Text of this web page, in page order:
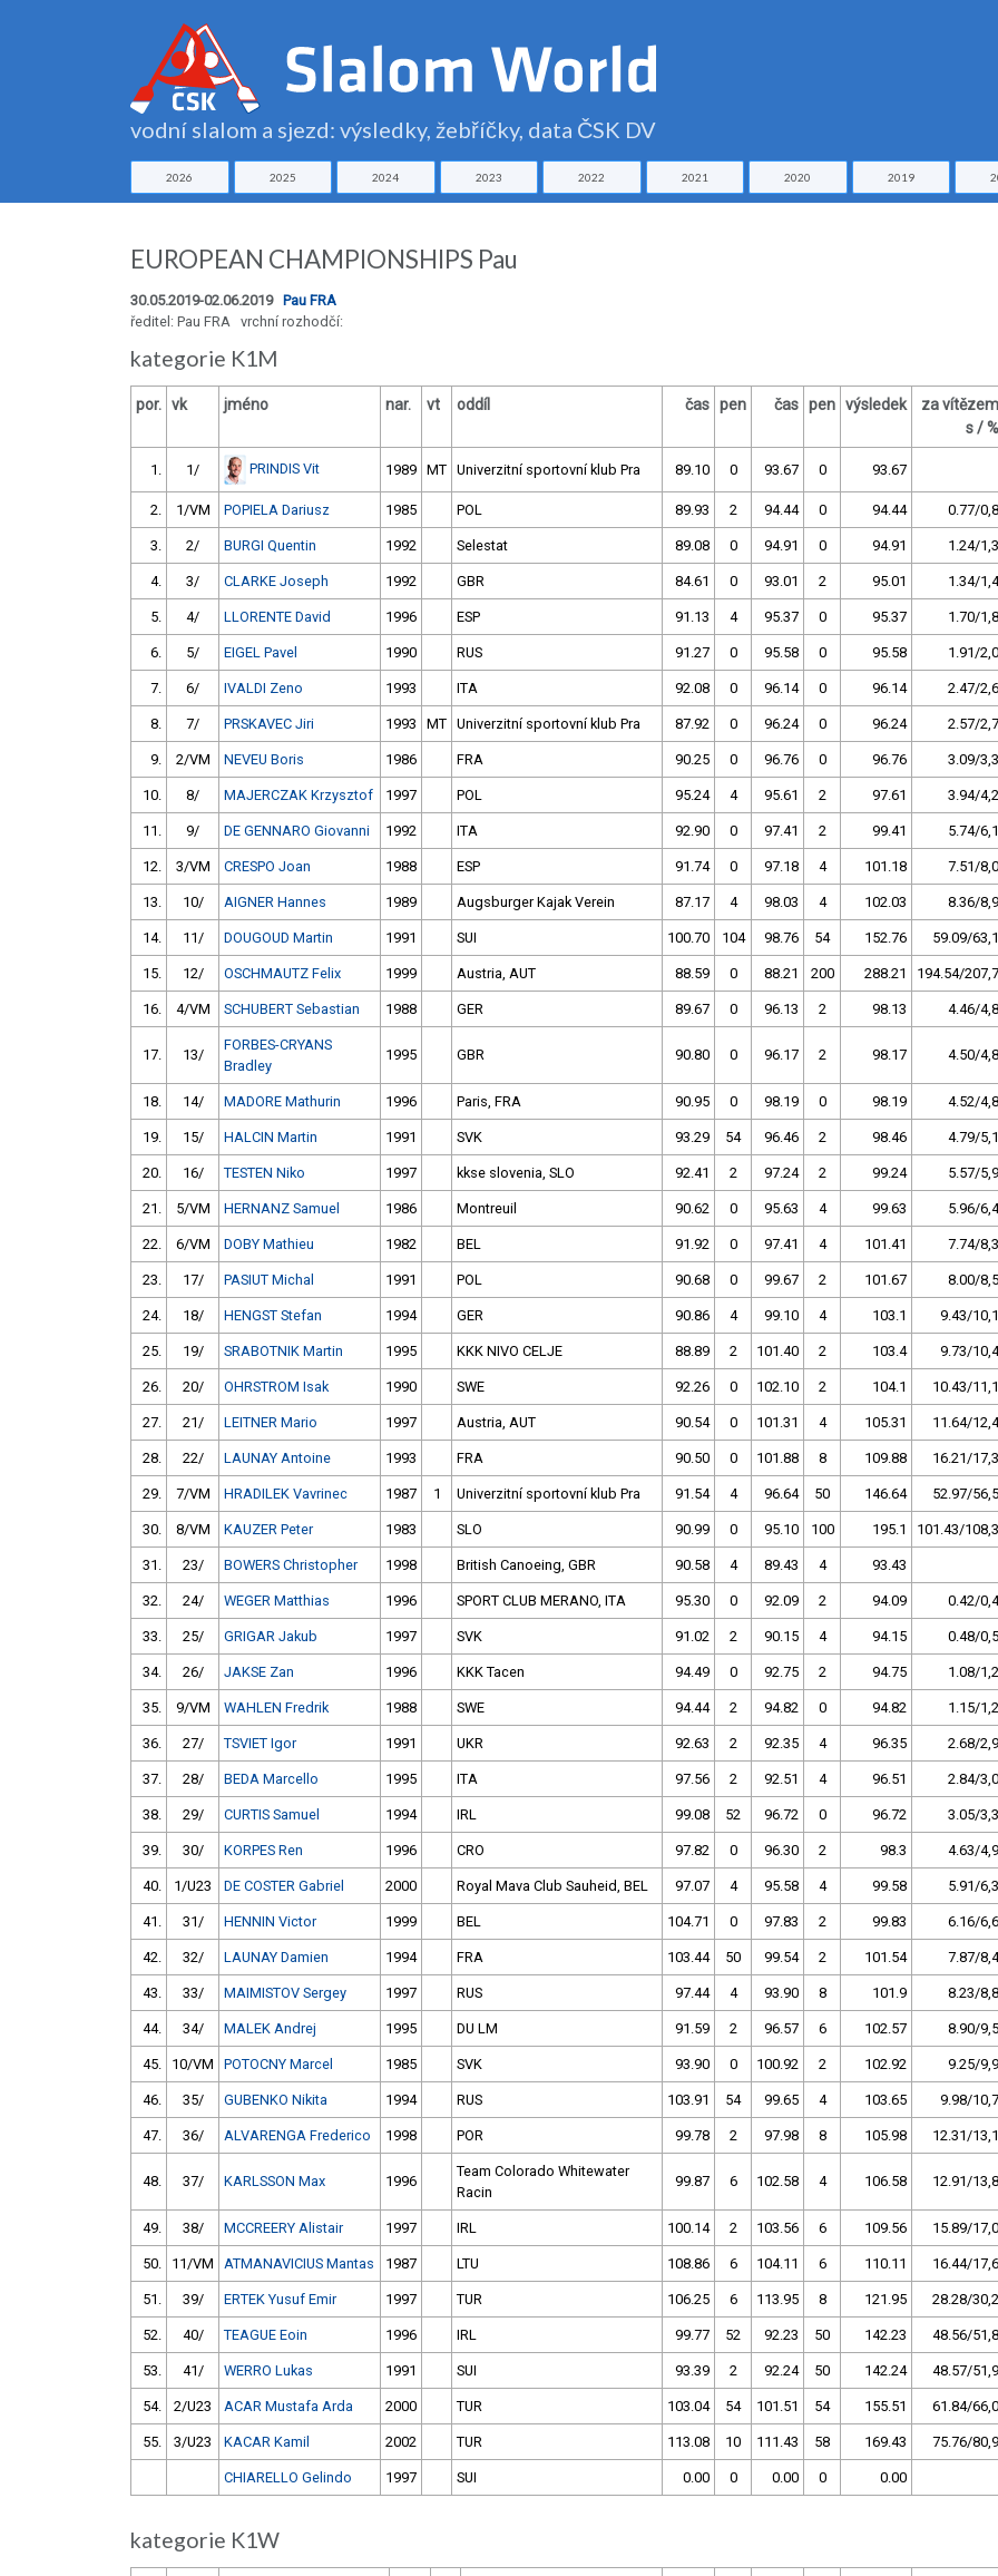
vodní slalom a sjezd: výsledky, žebříčky, data ČSK DV
2026 2025 2024 2023 2022 2021 2020 2019
EUROPEAN CHAMPIONSHIPS Pau
30.05.2019-02.06.2019 Pau FRA
ředitel: Pau FRA vrchní rozhodčí:
kategorie K1M
por. vk jméno nar. vt oddíl čas pen čas pen výsledek
za vítězem
s / %
1. 1/ PRINDIS Vit 1989 MT Univerzitní sportovní klub Pra 89.10 0 93.67 0 93.67
2. 1/VM POPIELA Dariusz 1985 POL 89.93 2 94.44 0 94.44 0.77/0,8
3. 2/ BURGI Quentin 1992 Selestat 89.08 0 94.91 0 94.91 1.24/1,3
4. 3/ CLARKE Joseph 1992 GBR 84.61 0 93.01 2 95.01 1.34/1,4
5. 4/ LLORENTE David 1996 ESP 91.13 4 95.37 0 95.37 1.70/1,8
6. 5/ EIGEL Pavel 1990 RUS 91.27 0 95.58 0 95.58 1.91/2,0
7. 6/ IVALDI Zeno 1993 ITA 92.08 0 96.14 0 96.14 2.47/2,6
8. 7/ PRSKAVEC Jiri 1993 MT Univerzitní sportovní klub Pra 87.92 0 96.24 0 96.24 2.57/2,7
9. 2/VM NEVEU Boris 1986 FRA 90.25 0 96.76 0 96.76 3.09/3,3
10. 8/ MAJERCZAK Krzysztof 1997 POL 95.24 4 95.61 2 97.61 3.94/4,2
11. 9/ DE GENNARO Giovanni 1992 ITA 92.90 0 97.41 2 99.41 5.74/6,1
12. 3/VM CRESPO Joan 1988 ESP 91.74 0 97.18 4 101.18 7.51/8,0
13. 10/ AIGNER Hannes 1989 Augsburger Kajak Verein 87.17 4 98.03 4 102.03 8.36/8,9
14. 11/ DOUGOUD Martin 1991 SUI 100.70 104 98.76 54 152.76 59.09/63,1
15. 12/ OSCHMAUTZ Felix 1999 Austria, AUT 88.59 0 88.21 200 288.21 194.54/207,7
16. 4/VM SCHUBERT Sebastian 1988 GER 89.67 0 96.13 2 98.13 4.46/4,8
17. 13/
FORBES-CRYANS
Bradley
1995 GBR 90.80 0 96.17 2 98.17 4.50/4,8
18. 14/ MADORE Mathurin 1996 Paris, FRA 90.95 0 98.19 0 98.19 4.52/4,8
19. 15/ HALCIN Martin 1991 SVK 93.29 54 96.46 2 98.46 4.79/5,1
20. 16/ TESTEN Niko 1997 kkse slovenia, SLO 92.41 2 97.24 2 99.24 5.57/5,9
21. 5/VM HERNANZ Samuel 1986 Montreuil 90.62 0 95.63 4 99.63 5.96/6,4
22. 6/VM DOBY Mathieu 1982 BEL 91.92 0 97.41 4 101.41 7.74/8,3
23. 17/ PASIUT Michal 1991 POL 90.68 0 99.67 2 101.67 8.00/8,5
24. 18/ HENGST Stefan 1994 GER 90.86 4 99.10 4 103.1 9.43/10,1
25. 19/ SRABOTNIK Martin 1995 KKK NIVO CELJE 88.89 2 101.40 2 103.4 9.73/10,4
26. 20/ OHRSTROM Isak 1990 SWE 92.26 0 102.10 2 104.1 10.43/11,1
27. 21/ LEITNER Mario 1997 Austria, AUT 90.54 0 101.31 4 105.31 11.64/12,4
28. 22/ LAUNAY Antoine 1993 FRA 90.50 0 101.88 8 109.88 16.21/17,3
29. 7/VM HRADILEK Vavrinec 1987 1 Univerzitní sportovní klub Pra 91.54 4 96.64 50 146.64 52.97/56,5
30. 8/VM KAUZER Peter 1983 SLO 90.99 0 95.10 100 195.1 101.43/108,3
31. 23/ BOWERS Christopher 1998 British Canoeing, GBR 90.58 4 89.43 4 93.43
32. 24/ WEGER Matthias 1996 SPORT CLUB MERANO, ITA 95.30 0 92.09 2 94.09 0.42/0,4
33. 25/ GRIGAR Jakub 1997 SVK 91.02 2 90.15 4 94.15 0.48/0,5
34. 26/ JAKSE Zan 1996 KKK Tacen 94.49 0 92.75 2 94.75 1.08/1,2
35. 9/VM WAHLEN Fredrik 1988 SWE 94.44 2 94.82 0 94.82 1.15/1,2
36. 27/ TSVIET Igor 1991 UKR 92.63 2 92.35 4 96.35 2.68/2,9
37. 28/ BEDA Marcello 1995 ITA 97.56 2 92.51 4 96.51 2.84/3,0
38. 29/ CURTIS Samuel 1994 IRL 99.08 52 96.72 0 96.72 3.05/3,3
39. 30/ KORPES Ren 1996 CRO 97.82 0 96.30 2 98.3 4.63/4,9
40. 1/U23 DE COSTER Gabriel 2000 Royal Mava Club Sauheid, BEL 97.07 4 95.58 4 99.58 5.91/6,3
41. 31/ HENNIN Victor 1999 BEL 104.71 0 97.83 2 99.83 6.16/6,6
42. 32/ LAUNAY Damien 1994 FRA 103.44 50 99.54 2 101.54 7.87/8,4
43. 33/ MAIMISTOV Sergey 1997 RUS 97.44 4 93.90 8 101.9 8.23/8,8
44. 34/ MALEK Andrej 1995 DU LM 91.59 2 96.57 6 102.57 8.90/9,5
45. 10/VM POTOCNY Marcel 1985 SVK 93.90 0 100.92 2 102.92 9.25/9,9
46. 35/ GUBENKO Nikita 1994 RUS 103.91 54 99.65 4 103.65 9.98/10,7
47. 36/ ALVARENGA Frederico 1998 POR 99.78 2 97.98 8 105.98 12.31/13,1
48. 37/ KARLSSON Max 1996
Team Colorado Whitewater
Racin
99.87 6 102.58 4 106.58 12.91/13,8
49. 38/ MCCREERY Alistair 1997 IRL 100.14 2 103.56 6 109.56 15.89/17,0
50. 11/VM ATMANAVICIUS Mantas 1987 LTU 108.86 6 104.11 6 110.11 16.44/17,6
51. 39/ ERTEK Yusuf Emir 1997 TUR 106.25 6 113.95 8 121.95 28.28/30,2
52. 40/ TEAGUE Eoin 1996 IRL 99.77 52 92.23 50 142.23 48.56/51,8
53. 41/ WERRO Lukas 1991 SUI 93.39 2 92.24 50 142.24 48.57/51,9
54. 2/U23 ACAR Mustafa Arda 2000 TUR 103.04 54 101.51 54 155.51 61.84/66,0
55. 3/U23 KACAR Kamil 2002 TUR 113.08 10 111.43 58 169.43 75.76/80,9
CHIARELLO Gelindo 1997 SUI 0.00 0 0.00 0 0.00
kategorie K1W